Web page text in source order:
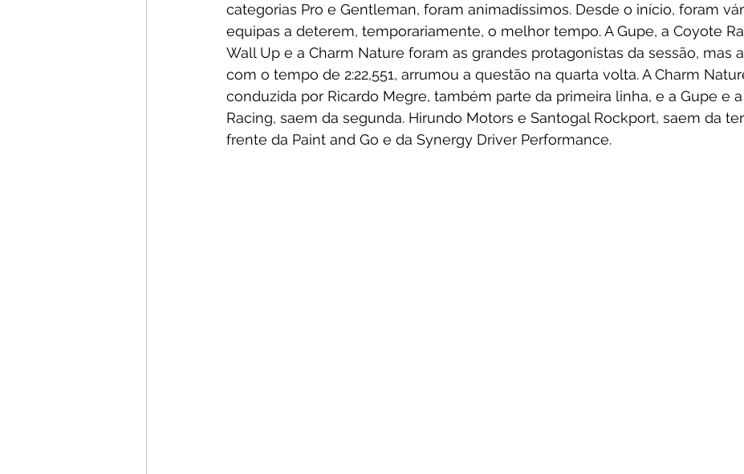
categorias Pro e Gentleman, foram animadíssimos. Desde o início, foram
equipas a deterem, temporariamente, o melhor tempo. A Gupe, a Coyote
Wall Up e a Charm Nature foram as grandes protagonistas da sessão, mas
com o tempo de 2:22,551, arrumou a questão na quarta volta. A Charm
conduzida por Ricardo Megre, também parte da primeira linha, e a Gupe e
Racing, saem da segunda. Hirundo Motors e Santogal Rockport, saem da
frente da Paint and Go e da Synergy Driver Performance.